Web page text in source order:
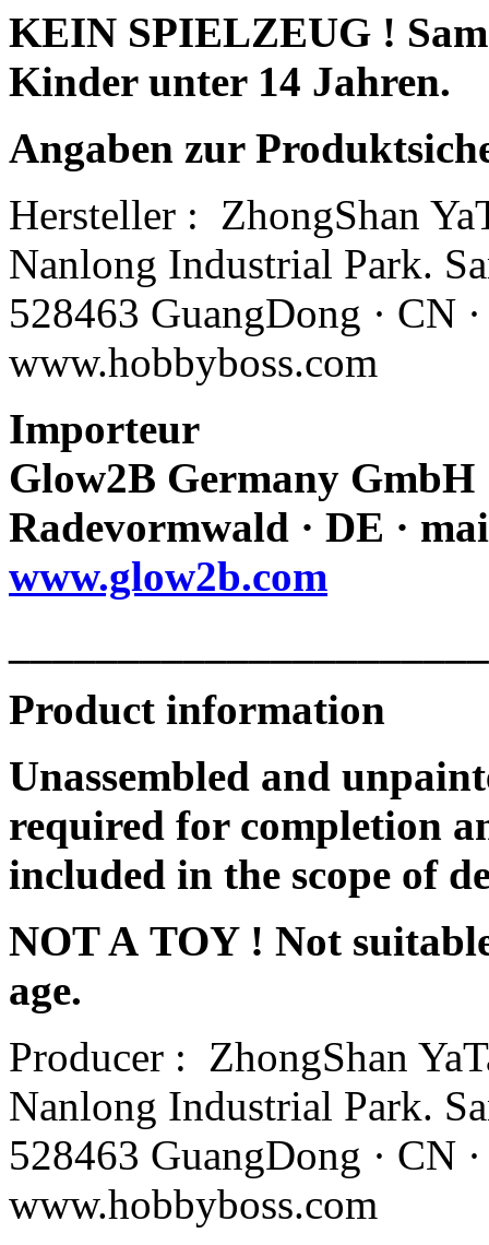
KEIN SPIELZEUG !
Kinder unter 14 Jahren.
Angaben zur
Hersteller : ZhongShan
Nanlong Industrial Park.
528463 GuangDong · CN
www.hobbyboss.com
Importeur
Glow2B Germany GmbH
Radevormwald · DE ·
www.glow2b.com
Product information
Unassembled and
required for completion
included in the scope of
NOT A TOY ! Not
age.
Producer : ZhongShan
Nanlong Industrial Park.
528463 GuangDong · CN
www.hobbyboss.com